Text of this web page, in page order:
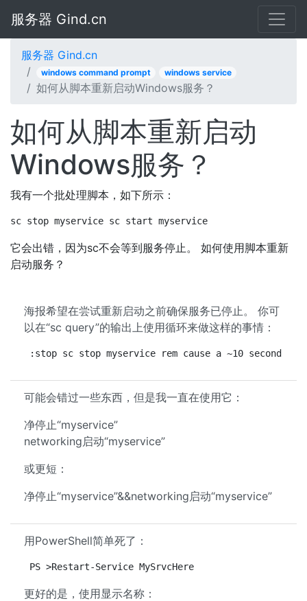
服务器 Gind.cn
服务器 Gind.cn
windows command prompt windows service
如何从脚本重新启动Windows服务？
如何从脚本重新启动
Windows服务？
我有一个批处理脚本，如下所示：
sc stop myservice sc start myservice
它会出错，因为sc不会等到服务停止。 如何使用脚本重新
启动服务？
海报希望在尝试重新启动之前确保服务已停止。 你可
以在“sc query”的输出上使用循环来做这样的事情：
:stop sc stop myservice rem cause a ~10
可能会错过一些东西，但是我一直在使用它：
净停止“myservice”
networking启动“myservice”
或更短：
净停止“myservice”&&networking启动“myservice”
用PowerShell简单死了：
PS >Restart-Service MySrvcHere
更好的是，使用显示名称：